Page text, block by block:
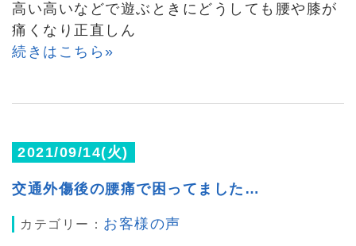
高い高いなどで遊ぶときにどうしても腰や膝が
痛くなり正直しん
続きはこちら»
2021/09/14(火)
交通外傷後の腰痛で困ってました…
カテゴリー： お客様の声